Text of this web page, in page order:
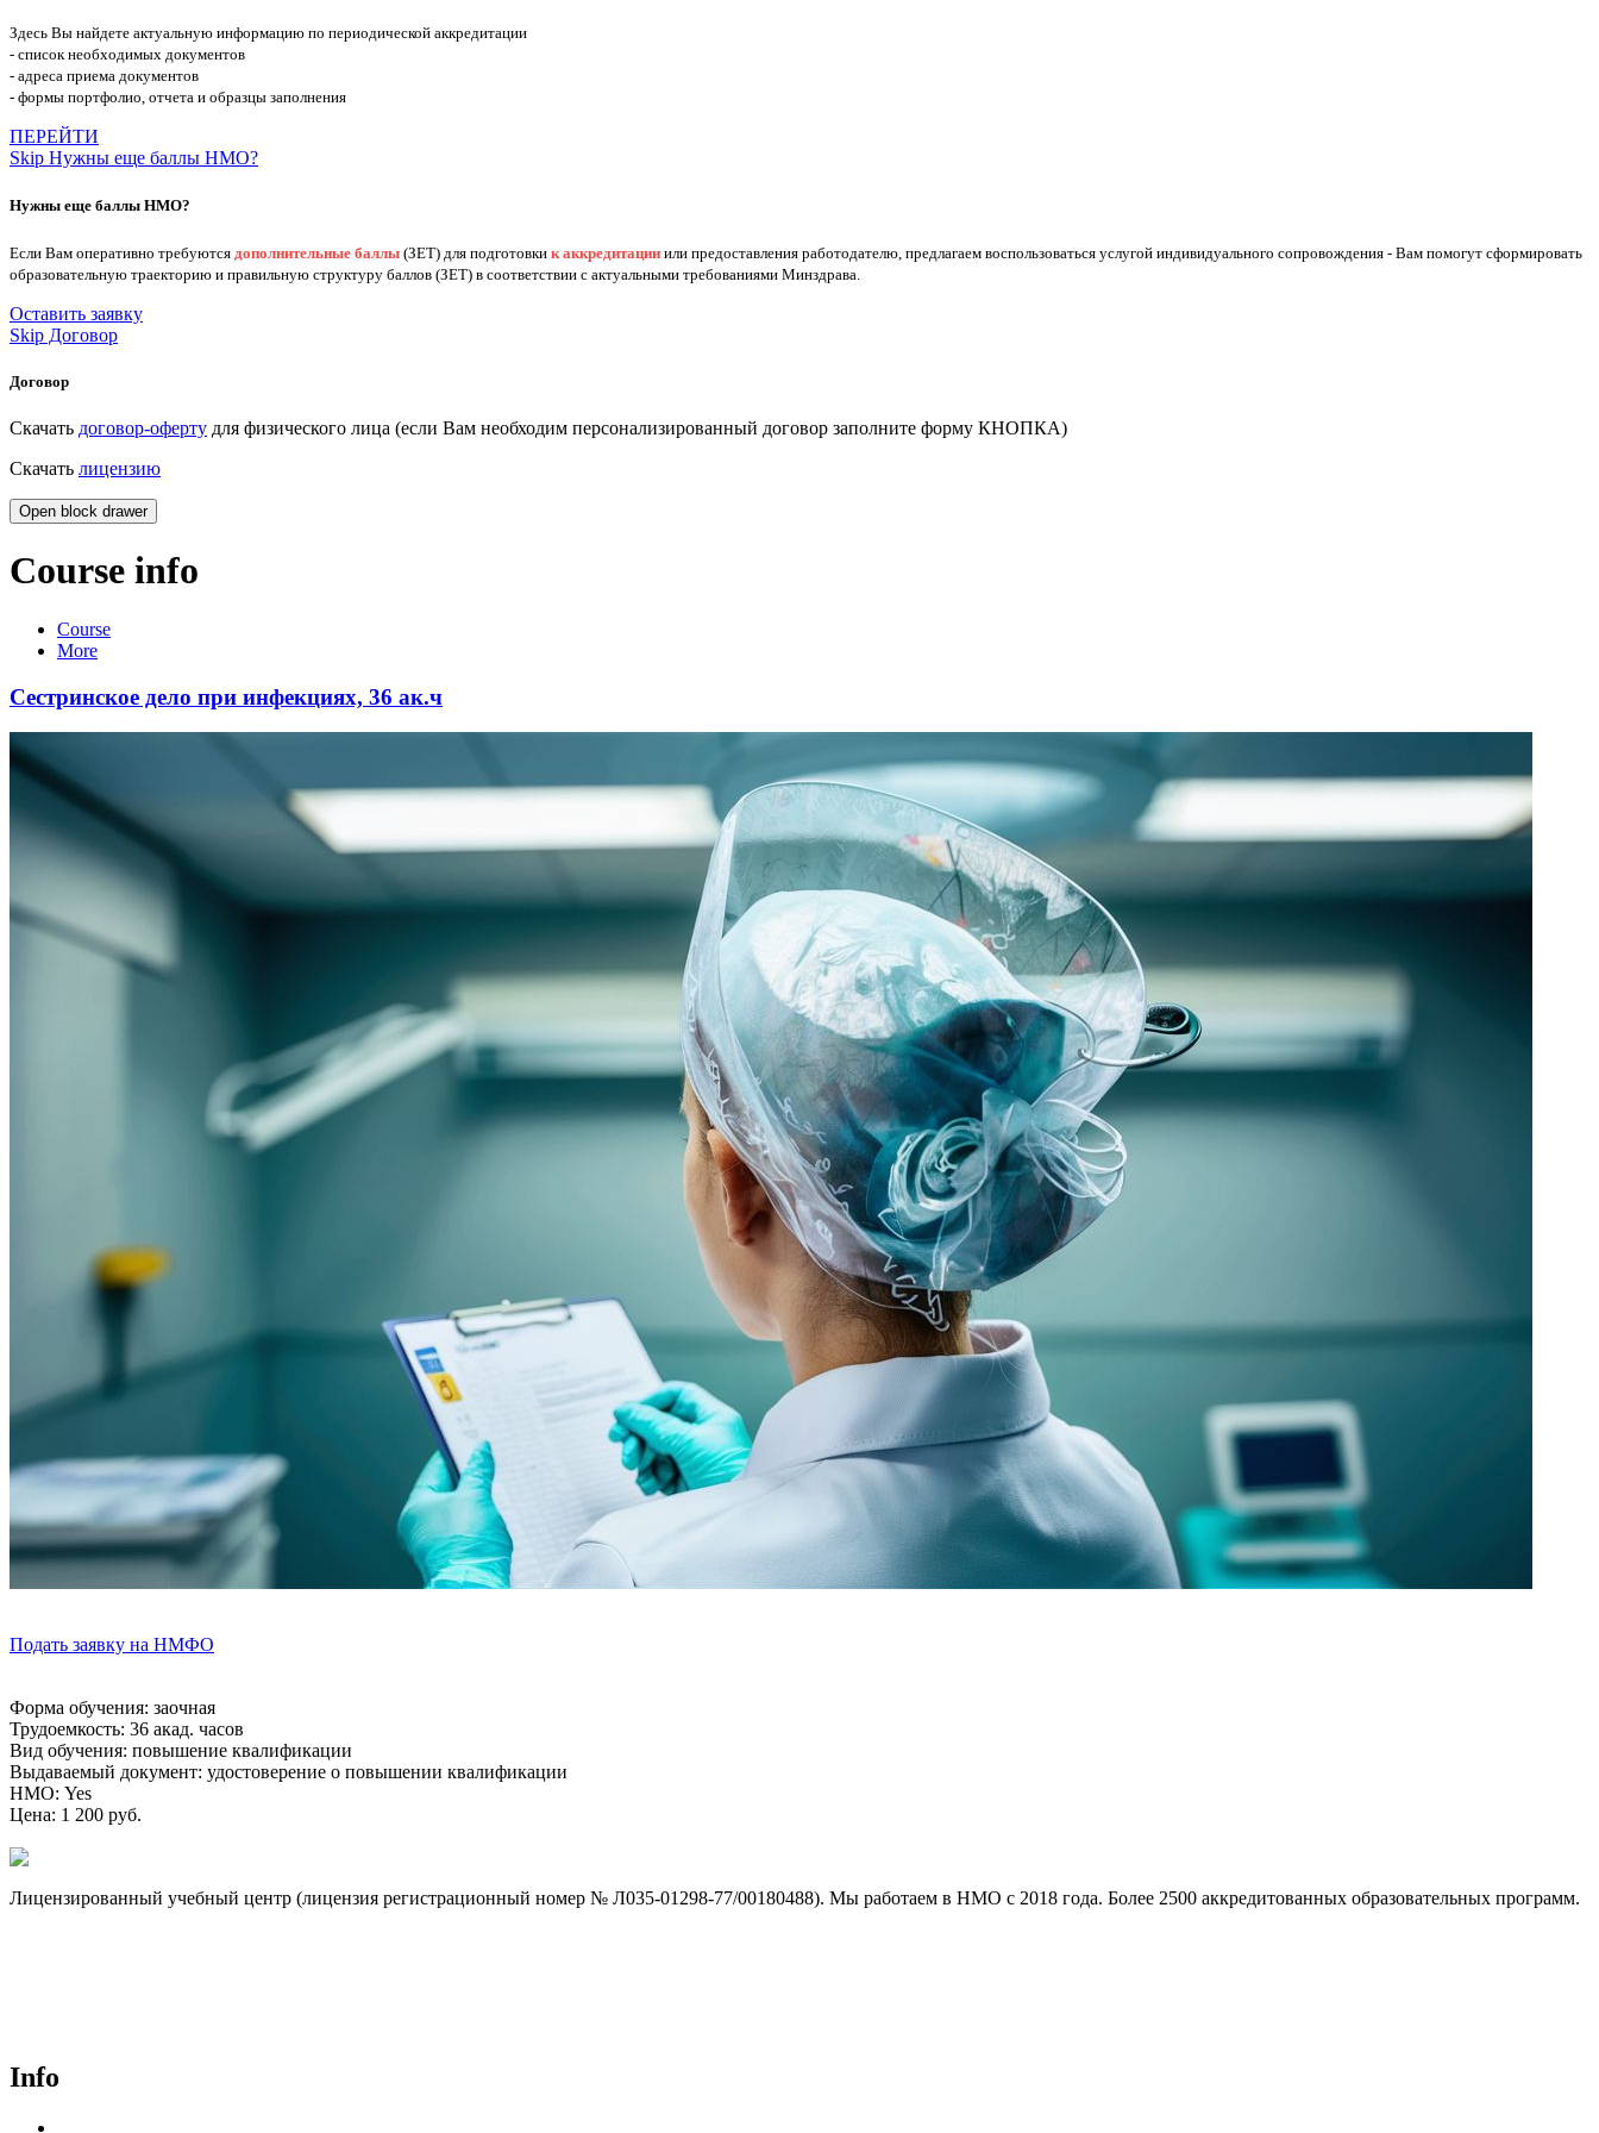
Здесь Вы найдете актуальную информацию по периодической аккредитации
- список необходимых документов
- адреса приема документов
- формы портфолио, отчета и образцы заполнения
ПЕРЕЙТИ
Skip Нужны еще баллы НМО?
Нужны еще баллы НМО?
Если Вам оперативно требуются дополнительные баллы (ЗЕТ) для подготовки к аккредитации или предоставления работодателю, предлагаем воспользоваться услугой индивидуального сопровождения - Вам помогут сформировать
образовательную траекторию и правильную структуру баллов (ЗЕТ) в соответствии с актуальными требованиями Минздрава.
Оставить заявку
Skip Договор
Договор
Скачать договор-оферту для физического лица (если Вам необходим персонализированный договор заполните форму КНОПКА)
Скачать лицензию
Open block drawer
Course info
Course
More
Сестринское дело при инфекциях, 36 ак.ч
Подать заявку на НМФО
Форма обучения: заочная
Трудоемкость: 36 акад. часов
Вид обучения: повышение квалификации
Выдаваемый документ: удостоверение о повышении квалификации
НМО: Yes
Цена: 1 200 руб.
Лицензированный учебный центр (лицензия регистрационный номер № Л035-01298-77/00180488). Мы работаем в НМО с 2018 года. Более 2500 аккредитованных образовательных программ.
Info